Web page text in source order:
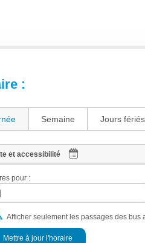
:
Semaine Jours fériés
et accessibilité
pour :
Afficher seulement les passages des bus
Mettre à jour l'horaire